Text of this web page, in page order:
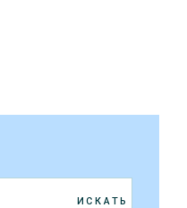
ИСКАТЬ